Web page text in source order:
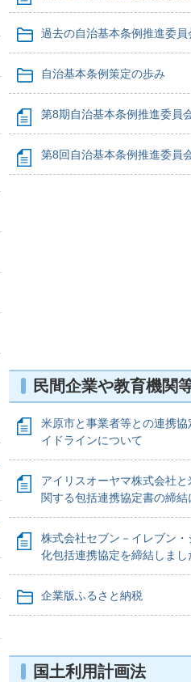
過去の自治基本条例推進委員
自治基本条例策定の歩み
第8期自治基本条例推進委員
第8回自治基本条例推進委員
民間企業や教育機関
米原市と事業者等との連携協
イドラインについて
アイリスオーヤマ株式会社と
関する包括連携協定書の締結
株式会社セブン－イレブン・
化包括連携協定を締結しまし
企業版ふるさと納税
国土利用計画法